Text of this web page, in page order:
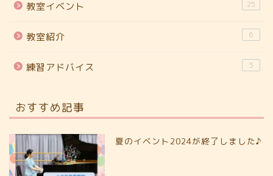
教室イベント 25
教室紹介 6
練習アドバイス 5
おすすめ記事
夏のイベント2024が終了しました♪